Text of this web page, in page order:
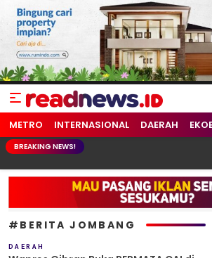
readnews.id
Berita Terkini, Update Terbaru Hari ini
METRO INTERNASIONAL DAERAH
BREAKING NEWS!
#BERITA JOMBANG
DAERAH